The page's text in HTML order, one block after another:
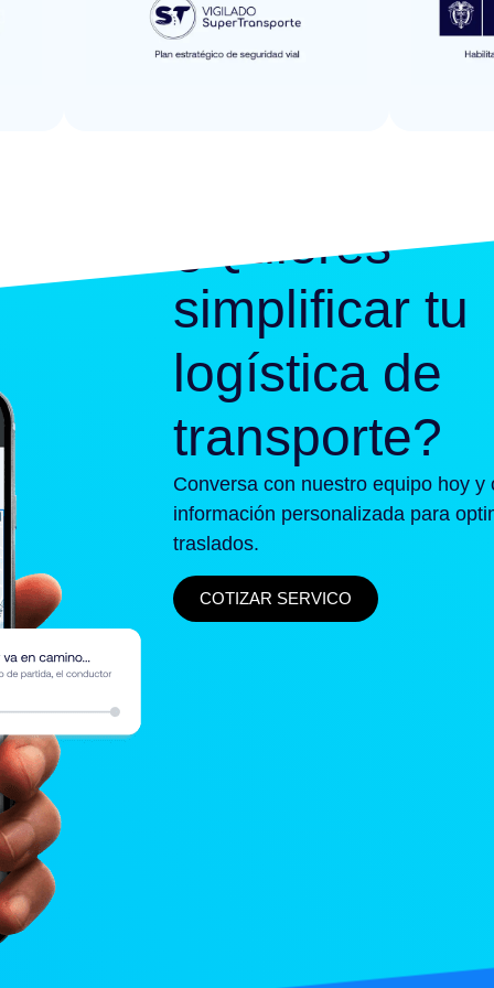
¿Quieres
simplificar tu
logística de
transporte?
Conversa con nuestro equipo hoy y
información personalizada para
traslados.
COTIZAR SERVICO